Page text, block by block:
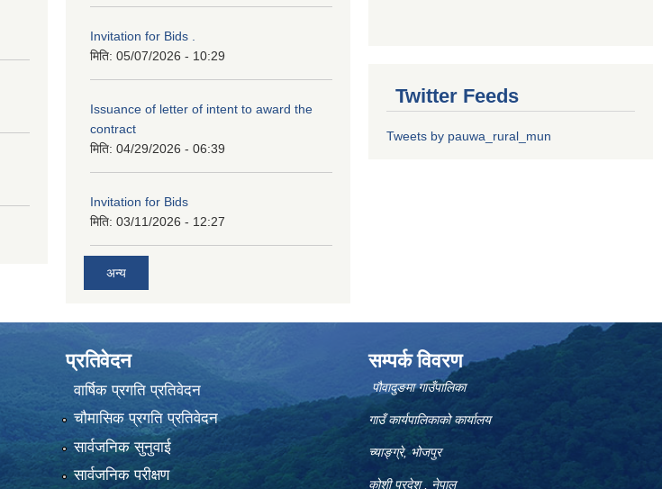
Invitation for Bids .
मिति: 05/07/2026 - 10:29
Issuance of letter of intent to award the
contract
मिति: 04/29/2026 - 06:39
Invitation for Bids
मिति: 03/11/2026 - 12:27
अन्य
Twitter Feeds
Tweets by pauwa_rural_mun
प्रतिवेदन
वार्षिक प्रगति प्रतिवेदन
चौमासिक प्रगति प्रतिवेदन
सार्वजनिक सुनुवाई
सार्वजनिक परीक्षण
सम्पर्क विवरण
पौवादुङमा गाउँपालिका
गाउँ कार्यपालिकाको कार्यालय
च्याङ्ग्रे, भोजपुर
कोशी प्रदेश , नेपाल